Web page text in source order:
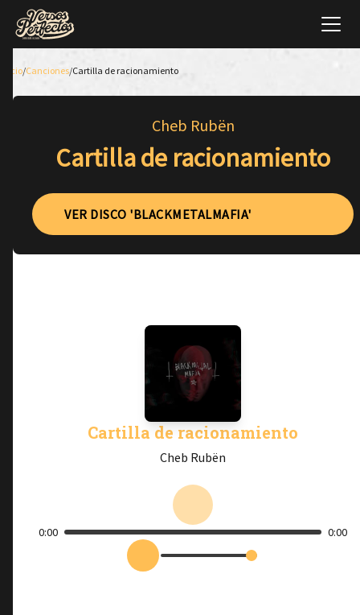
Inicio/Canciones/Cartilla de racionamiento
Cheb Rubën
Cartilla de racionamiento
VER DISCO 'BLACKMETALMAFIA'
Cartilla de racionamiento
Cheb Rubën
0:00 0:00